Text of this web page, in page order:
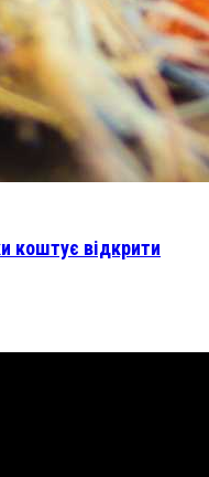
коштує відкрити